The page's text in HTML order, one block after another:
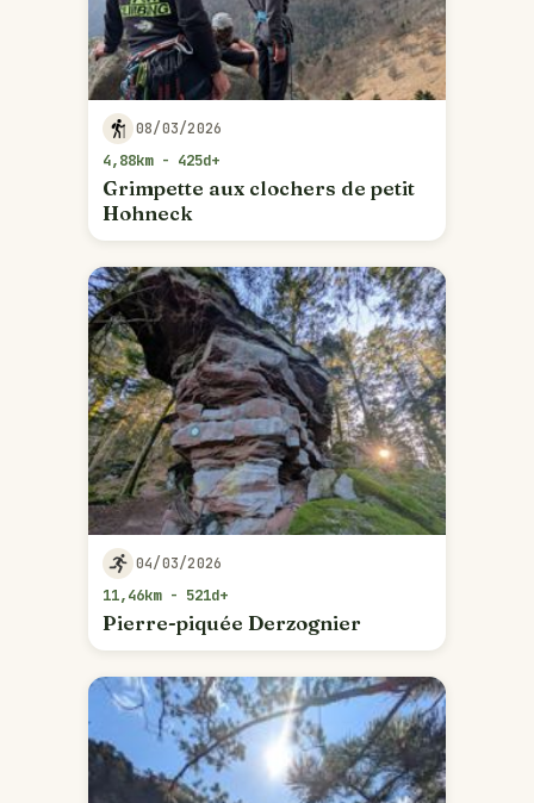
08/03/2026
4,88km - 425d+
Grimpette aux clochers de petit
Hohneck
04/03/2026
11,46km - 521d+
Pierre-piquée Derzognier